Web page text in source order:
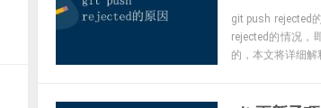
git push rejected
rejected的情况，
的，本文将详细解